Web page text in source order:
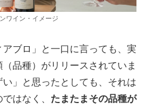
ワイン・イメージ
アブロ」と一口に言っても、実
品種）がリリースされていま
」と思ったとしても、それは
はなく、 たまたまその品種が